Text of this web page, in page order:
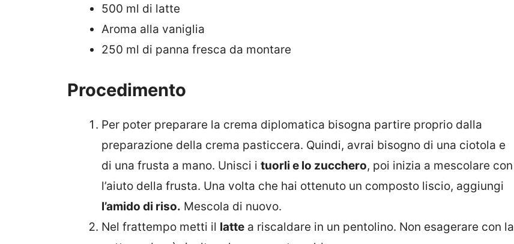
500 ml di latte
Aroma alla vaniglia
250 ml di panna fresca da montare
Procedimento
Per poter preparare la crema diplomatica bisogna partire proprio dalla
preparazione della crema pasticcera. Quindi, avrai bisogno di una ciotola e
di una frusta a mano. Unisci i tuorli e lo zucchero, poi inizia a mescolare con
l’aiuto della frusta. Una volta che hai ottenuto un composto liscio, aggiungi
l’amido di riso. Mescola di nuovo.
Nel frattempo metti il latte a riscaldare in un pentolino. Non esagerare con la